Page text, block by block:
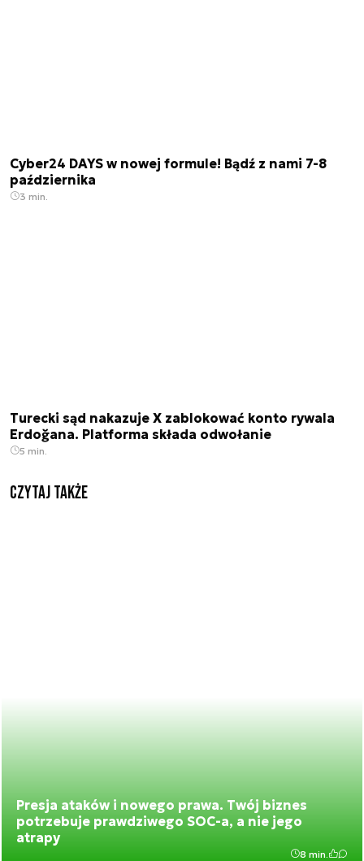
Cyber24 DAYS w nowej formule! Bądź z nami 7-8
października
3 min.
Turecki sąd nakazuje X zablokować konto rywala
Erdoğana. Platforma składa odwołanie
5 min.
Czytaj także
Presja ataków i nowego prawa. Twój biznes
potrzebuje prawdziwego SOC-a, a nie jego
atrapy
8 min.